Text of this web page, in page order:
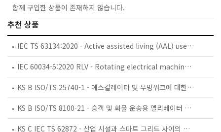
함께 구입한 상품이 존재하지 않습니다.
추천 상품
IEC TS 63134:2020 - Active assisted living (AAL) use cases
IEC 60034-5:2020 RLV - Rotating electrical machines - Part 5: Degrees of protection provided by the integral design of rotating electrical machines (IP code) - Classification
KS B ISO/TS 25740-1 - 에스컬레이터 및 무빙워크에 대한 안전요건 — 제1부: 세계공통 필수 안전요건(GESRs)
KS B ISO/TS 8100-21 - 승객 및 화물 운송용 엘리베이터 —제21부: 세계공통 필수안전요건(GESRs)을 충족하는 세계공통 안전 파라미터(GSPs)
KS C IEC TS 62872 - 산업 시설과 스마트 그리드 사이의 산업 공정 측정, 제어 및 자동화 시스템 인터페이스